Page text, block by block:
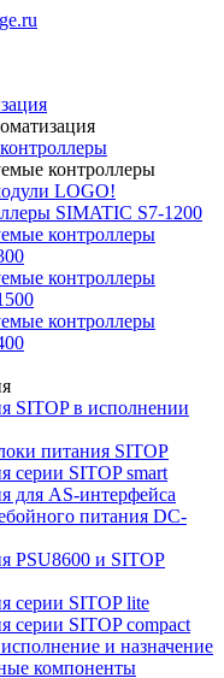
контроллеры
LOGO!
SIMATIC S7-1200
контроллеры
контроллеры
контроллеры
SITOP в исполнении
питания SITOP
серии SITOP smart
для AS-интерфейса
питания DC-
PSU8600 и SITOP
серии SITOP lite
серии SITOP compact
и назначение
компоненты